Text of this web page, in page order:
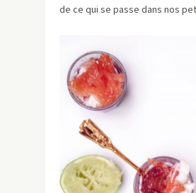
de ce qui se passe dans nos